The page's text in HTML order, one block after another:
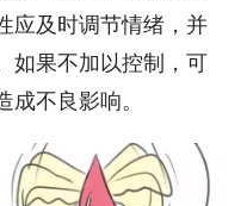
应及时调节情绪，并
如果不加以控制，可
不良影响。